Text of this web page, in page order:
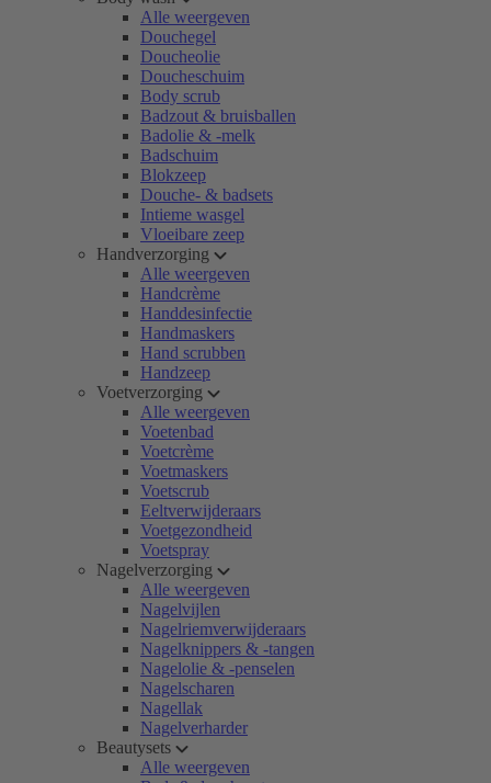
Alle weergeven
Douchegel
Doucheolie
Doucheschuim
Body scrub
Badzout & bruisballen
Badolie & -melk
Badschuim
Blokzeep
Douche- & badsets
Intieme wasgel
Vloeibare zeep
Handverzorging
Alle weergeven
Handcrème
Handdesinfectie
Handmaskers
Hand scrubben
Handzeep
Voetverzorging
Alle weergeven
Voetenbad
Voetcrème
Voetmaskers
Voetscrub
Eeltverwijderaars
Voetgezondheid
Voetspray
Nagelverzorging
Alle weergeven
Nagelvijlen
Nagelriemverwijderaars
Nagelknippers & -tangen
Nagelolie & -penselen
Nagelscharen
Nagellak
Nagelverharder
Beautysets
Alle weergeven